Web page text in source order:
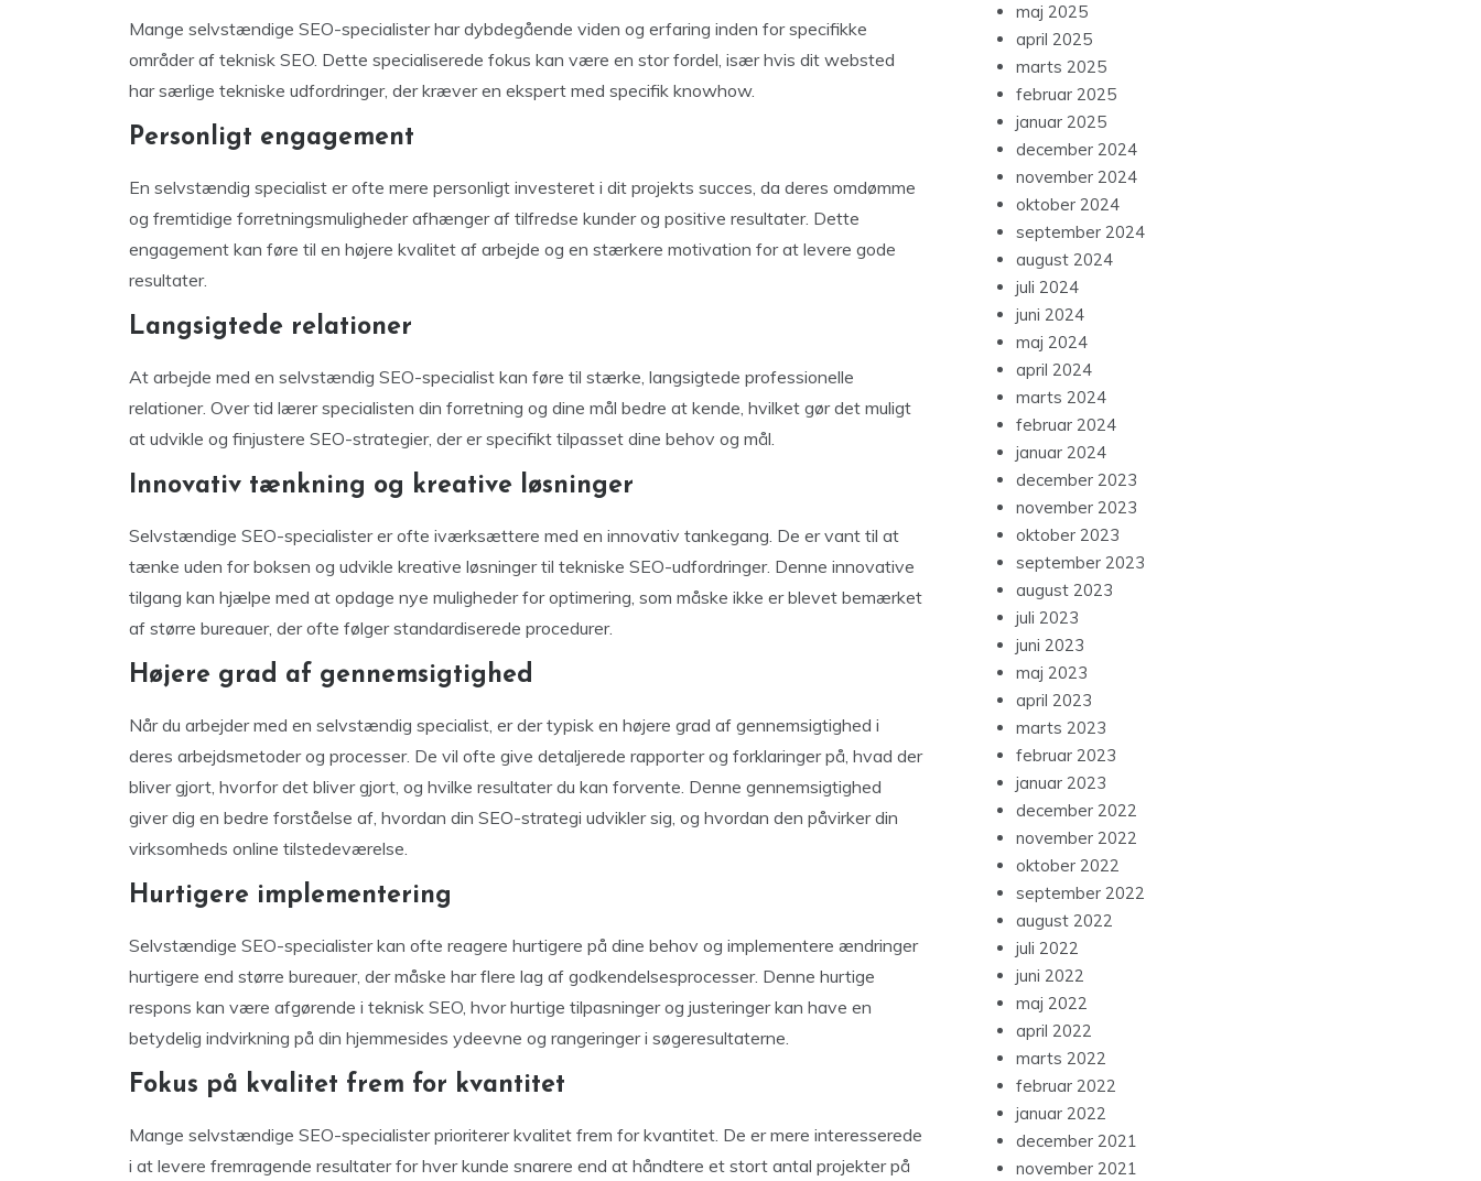
Mange selvstændige SEO-specialister har dybdegående viden og erfaring inden for specifikke
områder af teknisk SEO. Dette specialiserede fokus kan være en stor fordel, især hvis dit websted
har særlige tekniske udfordringer, der kræver en ekspert med specifik knowhow.
Personligt engagement
En selvstændig specialist er ofte mere personligt investeret i dit projekts succes, da deres omdømme
og fremtidige forretningsmuligheder afhænger af tilfredse kunder og positive resultater. Dette
engagement kan føre til en højere kvalitet af arbejde og en stærkere motivation for at levere gode
resultater.
Langsigtede relationer
At arbejde med en selvstændig SEO-specialist kan føre til stærke, langsigtede professionelle
relationer. Over tid lærer specialisten din forretning og dine mål bedre at kende, hvilket gør det muligt
at udvikle og finjustere SEO-strategier, der er specifikt tilpasset dine behov og mål.
Innovativ tænkning og kreative løsninger
Selvstændige SEO-specialister er ofte iværksættere med en innovativ tankegang. De er vant til at
tænke uden for boksen og udvikle kreative løsninger til tekniske SEO-udfordringer. Denne innovative
tilgang kan hjælpe med at opdage nye muligheder for optimering, som måske ikke er blevet bemærket
af større bureauer, der ofte følger standardiserede procedurer.
Højere grad af gennemsigtighed
Når du arbejder med en selvstændig specialist, er der typisk en højere grad af gennemsigtighed i
deres arbejdsmetoder og processer. De vil ofte give detaljerede rapporter og forklaringer på, hvad der
bliver gjort, hvorfor det bliver gjort, og hvilke resultater du kan forvente. Denne gennemsigtighed
giver dig en bedre forståelse af, hvordan din SEO-strategi udvikler sig, og hvordan den påvirker din
virksomheds online tilstedeværelse.
Hurtigere implementering
Selvstændige SEO-specialister kan ofte reagere hurtigere på dine behov og implementere ændringer
hurtigere end større bureauer, der måske har flere lag af godkendelsesprocesser. Denne hurtige
respons kan være afgørende i teknisk SEO, hvor hurtige tilpasninger og justeringer kan have en
betydelig indvirkning på din hjemmesides ydeevne og rangeringer i søgeresultaterne.
Fokus på kvalitet frem for kvantitet
Mange selvstændige SEO-specialister prioriterer kvalitet frem for kvantitet. De er mere interesserede
i at levere fremragende resultater for hver kunde snarere end at håndtere et stort antal projekter på
maj 2025
april 2025
marts 2025
februar 2025
januar 2025
december 2024
november 2024
oktober 2024
september 2024
august 2024
juli 2024
juni 2024
maj 2024
april 2024
marts 2024
februar 2024
januar 2024
december 2023
november 2023
oktober 2023
september 2023
august 2023
juli 2023
juni 2023
maj 2023
april 2023
marts 2023
februar 2023
januar 2023
december 2022
november 2022
oktober 2022
september 2022
august 2022
juli 2022
juni 2022
maj 2022
april 2022
marts 2022
februar 2022
januar 2022
december 2021
november 2021